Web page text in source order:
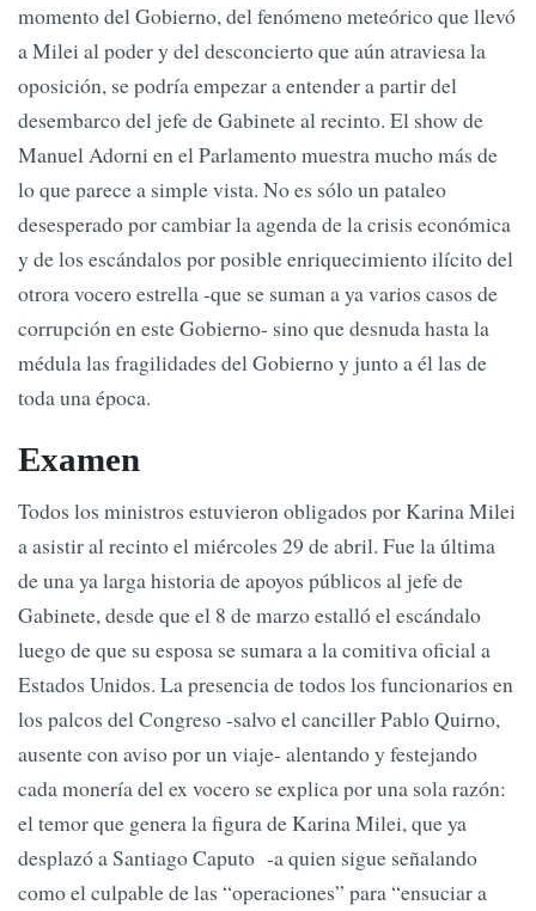
momento del Gobierno, del fenómeno meteórico que llevó
a Milei al poder y del desconcierto que aún atraviesa la
oposición, se podría empezar a entender a partir del
desembarco del jefe de Gabinete al recinto. El show de
Manuel Adorni en el Parlamento muestra mucho más de
lo que parece a simple vista. No es sólo un pataleo
desesperado por cambiar la agenda de la crisis económica
y de los escándalos por posible enriquecimiento ilícito del
otrora vocero estrella -que se suman a ya varios casos de
corrupción en este Gobierno- sino que desnuda hasta la
médula las fragilidades del Gobierno y junto a él las de
toda una época.
Examen
Todos los ministros estuvieron obligados por Karina Milei
a asistir al recinto el miércoles 29 de abril. Fue la última
de una ya larga historia de apoyos públicos al jefe de
Gabinete, desde que el 8 de marzo estalló el escándalo
luego de que su esposa se sumara a la comitiva oficial a
Estados Unidos. La presencia de todos los funcionarios en
los palcos del Congreso -salvo el canciller Pablo Quirno,
ausente con aviso por un viaje- alentando y festejando
cada monería del ex vocero se explica por una sola razón:
el temor que genera la figura de Karina Milei, que ya
desplazó a Santiago Caputo -a quien sigue señalando
como el culpable de las “operaciones” para “ensuciar a